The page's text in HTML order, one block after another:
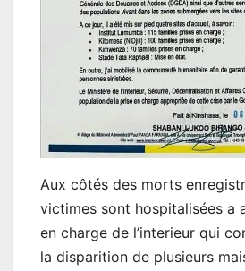
Aux côtés des morts
victimes sont hospitalisées a
en charge de l’interieur qui
la disparition de plusieurs